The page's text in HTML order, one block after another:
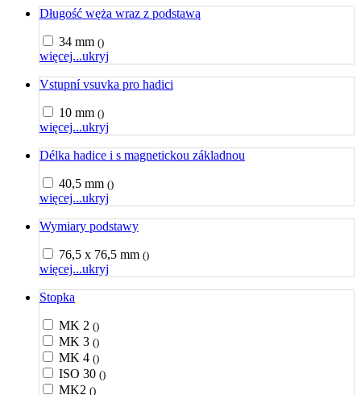
Długość węża wraz z podstawą
34 mm ()
więcej...ukryj
Vstupní vsuvka pro hadici
10 mm ()
więcej...ukryj
Délka hadice i s magnetickou základnou
40,5 mm ()
więcej...ukryj
Wymiary podstawy
76,5 x 76,5 mm ()
więcej...ukryj
Stopka
MK 2 ()
MK 3 ()
MK 4 ()
ISO 30 ()
MK2 ()